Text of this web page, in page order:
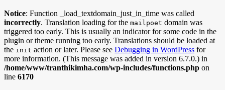
Notice: Function _load_textdomain_just_in_time was called
incorrectly. Translation loading for the mailpoet domain was
triggered too early. This is usually an indicator for some code in the
plugin or theme running too early. Translations should be loaded at
the init action or later. Please see Debugging in WordPress for
more information. (This message was added in version 6.7.0.) in
/home/www/tranthikimha.com/wp-includes/functions.php on
line 6170